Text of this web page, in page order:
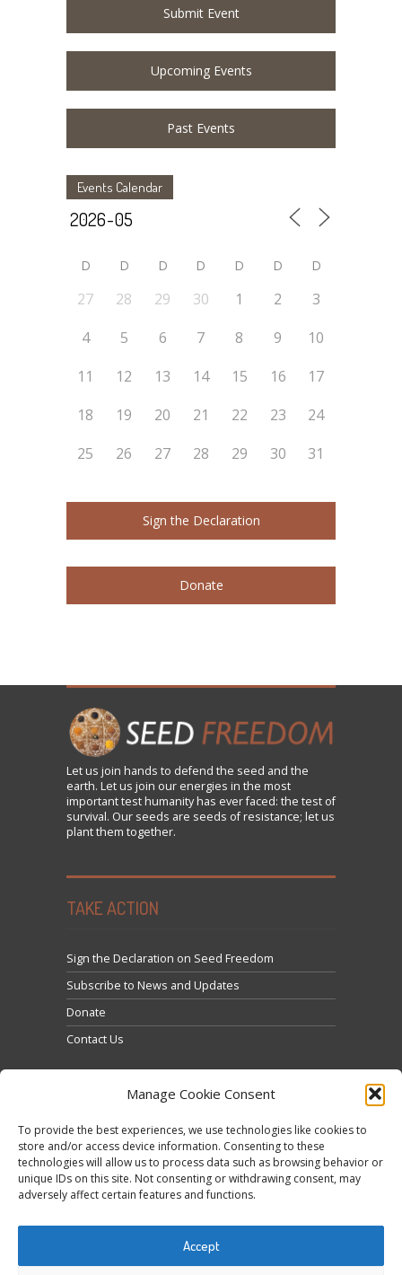
Manage Cookie Consent
To provide the best experiences, we use technologies like cookies to
store and/or access device information. Consenting to these
technologies will allow us to process data such as browsing behavior or
unique IDs on this site. Not consenting or withdrawing consent, may
adversely affect certain features and functions.
Accept
Submit Event
Upcoming Events
Past Events
Events Calendar
D D D D D D D
27 28 29 30 1 2
3
4
5 6 7 8 9
10
11
12 13 14 15 16
17
18
19 20 21 22 23
24
25
26 27 28 29 30 31
Sign the Declaration
Donate
Let us join hands to defend the seed and the
earth. Let us join our energies in the most
important test humanity has ever faced: the test of
survival. Our seeds are seeds of resistance; let us
plant them together.
TAKE ACTION
Sign the Declaration on Seed Freedom
Subscribe to News and Updates
Donate
Contact Us
Tweets by @occupytheseed
Feu clic per acceptar màrqueting galetes i activar
aquest contingut